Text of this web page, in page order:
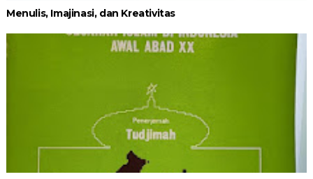
Menulis, Imajinasi, dan Kreativitas